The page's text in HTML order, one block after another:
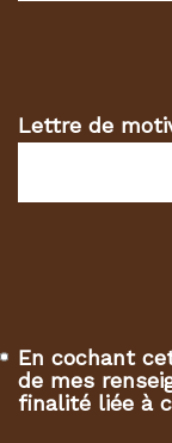
Lettre de
En cochant
de mes
finalité liée à